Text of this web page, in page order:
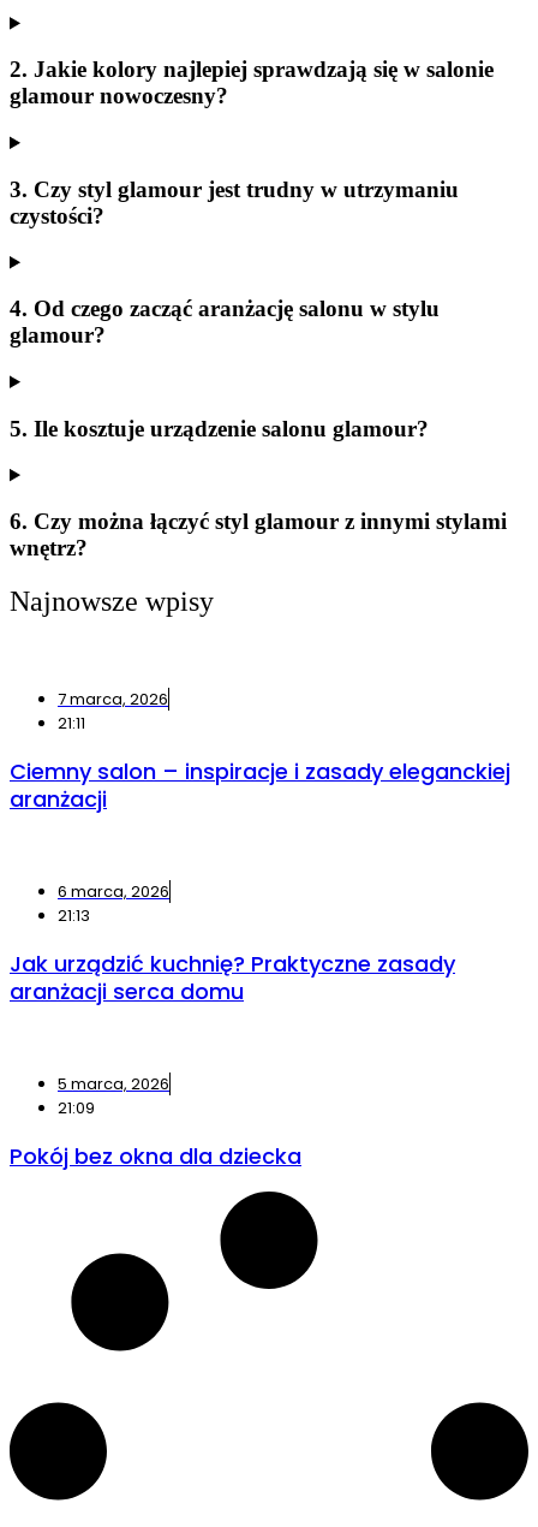
2. Jakie kolory najlepiej sprawdzają się w salonie
glamour nowoczesny?
3. Czy styl glamour jest trudny w utrzymaniu
czystości?
4. Od czego zacząć aranżację salonu w stylu
glamour?
5. Ile kosztuje urządzenie salonu glamour?
6. Czy można łączyć styl glamour z innymi stylami
wnętrz?
Najnowsze wpisy
7 marca, 2026
21:11
Ciemny salon – inspiracje i zasady eleganckiej
aranżacji
6 marca, 2026
21:13
Jak urządzić kuchnię? Praktyczne zasady
aranżacji serca domu
5 marca, 2026
21:09
Pokój bez okna dla dziecka